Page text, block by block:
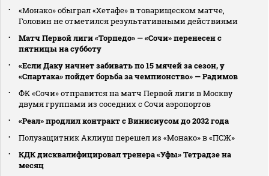
«Монако» обыграл «Хетафе» в товарищеском матче,
Головин не отметился результативными действиями
Матч Первой лиги «Торпедо» — «Сочи» перенесен с
пятницы на субботу
«Если Даку начнет забивать по 15 мячей за сезон, у
«Спартака» пойдет борьба за чемпионство» — Радимов
ФК «Сочи» отправится на матч Первой лиги в Москву
двумя группами из соседних с Сочи аэропортов
«Реал» продлил контракт с Винисиусом до 2032 года
Полузащитник Аклиуш перешел из «Монако» в «ПСЖ»
КДК дисквалифицировал тренера «Уфы» Тетрадзе на
месяц